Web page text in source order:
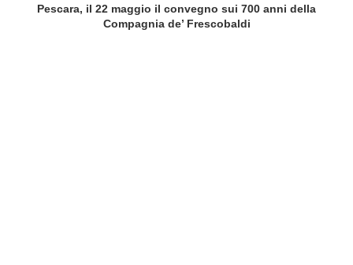
Pescara, il 22 maggio il convegno sui 700 anni della
Compagnia de’ Frescobaldi